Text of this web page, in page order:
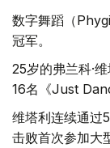
数字舞蹈（
冠军。
25岁的弗兰科·
16名《Just
维塔利连续通过
击败首次参加大